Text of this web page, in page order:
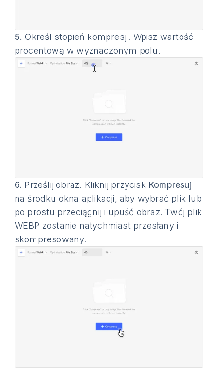
5. Określ stopień kompresji. Wpisz wartość
procentową w wyznaczonym polu.
6. Prześlij obraz. Kliknij przycisk Kompresuj
na środku okna aplikacji, aby wybrać plik lub
po prostu przeciągnij i upuść obraz. Twój plik
WEBP zostanie natychmiast przesłany i
skompresowany.